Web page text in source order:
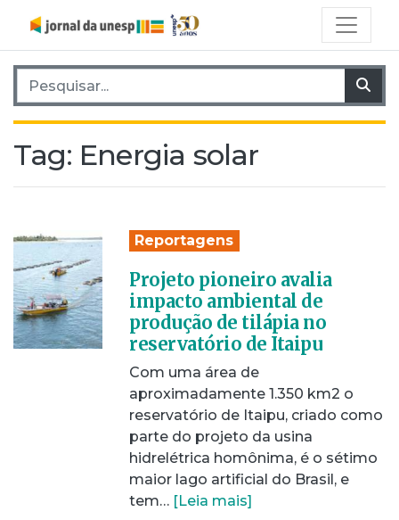
Pesquisar por:
Tag: Energia solar
Reportagens
Projeto pioneiro avalia
impacto ambiental de
produção de tilápia no
reservatório de Itaipu
Com uma área de
aproximadamente 1.350 km2 o
reservatório de Itaipu, criado como
parte do projeto da usina
hidrelétrica homônima, é o sétimo
maior lago artificial do Brasil, e
tem… [Leia mais]